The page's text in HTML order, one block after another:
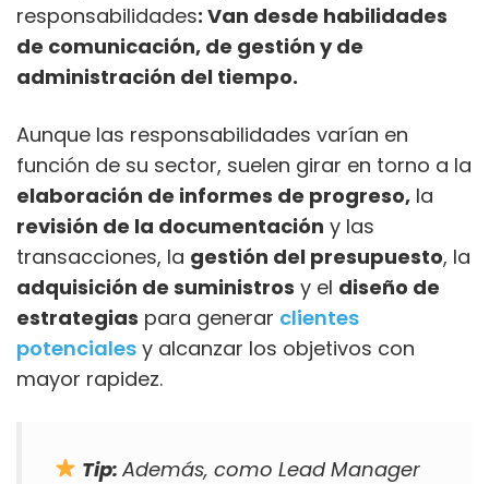
responsabilidades: Van desde habilidades
de comunicación, de gestión y de
administración del tiempo.
Aunque las responsabilidades varían en
función de su sector, suelen girar en torno a la
elaboración de informes de progreso, la
revisión de la documentación y las
transacciones, la gestión del presupuesto, la
adquisición de suministros y el diseño de
estrategias para generar clientes
potenciales y alcanzar los objetivos con
mayor rapidez.
Tip: Además, como Lead Manager